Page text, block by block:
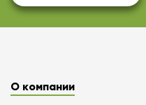
О компании